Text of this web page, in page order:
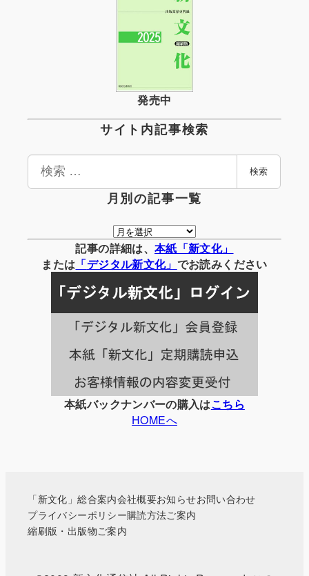
発売中
サイト内記事検索
検
検索
月別の記事一覧
月
別
の
事
一
覧
記事の詳細は、 本紙「新文化」
または 「デジタル新文化」 でお読みください
本紙バックナンバーの購入はこちら
HOMEへ
「新文化」総合案内会社概要お知らせお問い合わせ
プライバシーポリシー購読方法ご案内
縮刷版・出版物ご案内